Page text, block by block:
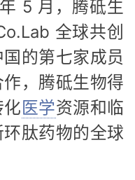
5 月，腾砥生
全球共创
的第七家成员
，腾砥生物得
医学资源和临
肽药物的全球